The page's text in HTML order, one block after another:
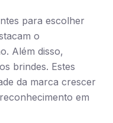
para escolher
o
Além disso,
brindes. Estes
da marca crescer
em